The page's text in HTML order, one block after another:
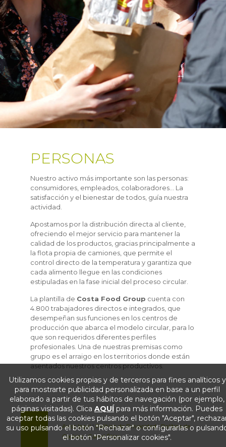
PERSONAS
Nuestro activo más importante son las personas:
consumidores, empleados, colaboradores… La
satisfacción y el bienestar de todos, guía nuestra
actividad.
Apostamos por la distribución directa al cliente,
ofreciendo el mejor servicio para mantener la
calidad de los productos, gracias principalmente a
la flota propia de camiones, que permite el
control directo de la temperatura y garantiza que
cada alimento llegue en las condiciones
estipuladas en la fase inicial del proceso circular.
La plantilla de Costa Food Group cuenta con
4.800 trabajadores directos e integrados, que
desempeñan sus funciones en los centros de
producción que abarca el modelo circular, para lo
que son requeridos diferentes perfiles
profesionales. Una de nuestras premisas como
grupo es el arraigo en los territorios donde están
asentados nuestros centros productivos.
Aviso legal| Política de Privacidad|Política de
Cookies|Canal Ético
Utilizamos cookies propias y de terceros para fines analíticos y
para mostrarte publicidad personalizada en base a un perfil
elaborado a partir de tus hábitos de navegación (por ejemplo,
páginas visitadas). Clica AQUÍ para más información. Puedes
aceptar todas las cookies pulsando el botón "Aceptar",
su uso pulsando el botón "Rechazar" o configurarlas o
el botón "Personalizar cookies".